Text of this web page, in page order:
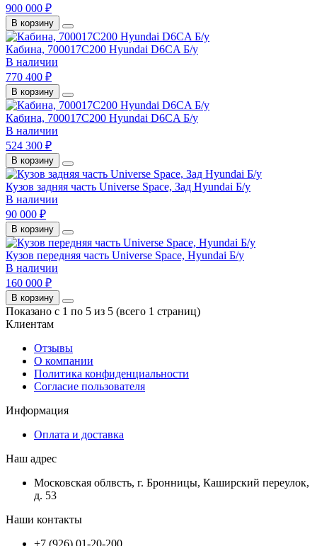
900 000 ₽
В корзину
Кабина, 700017C200 Hyundai D6CA Б/у
В наличии
770 400 ₽
В корзину
Кабина, 700017C200 Hyundai D6CA Б/у
В наличии
524 300 ₽
В корзину
Кузов задняя часть Universe Space, Зад Hyundai Б/у
В наличии
90 000 ₽
В корзину
Кузов передняя часть Universe Space, Hyundai Б/у
В наличии
160 000 ₽
В корзину
Показано с 1 по 5 из 5 (всего 1 страниц)
Клиентам
Отзывы
О компании
Политика конфиденциальности
Согласие пользователя
Информация
Оплата и доставка
Наш адрес
Московская облвсть, г. Бронницы, Каширский переулок,
д. 53
Наши контакты
+7 (926) 01-20-200